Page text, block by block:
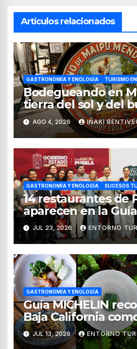
Artículos relacionados
GASTRONOMÍA Y ENOLOGÍA TURISMO
Bodegueando en
tierra del sol y del
AGO 4, 2026 IÑAKI
GASTRONOMÍA Y ENOLOGÍA SUCESOS
14 restaurantes de
aparecen en la Guía
MICHELIN México
JUL 23, 2026 ENTORNO
GASTRONOMÍA Y ENOLOGÍA
Guía MICHELIN
Baja California
referente de la
sustentable en
JUL 13, 2026 ENTORNO